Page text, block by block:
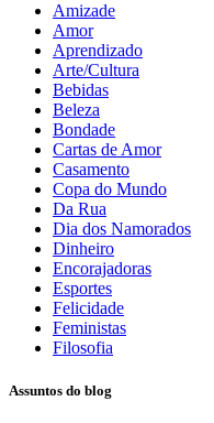
Amizade
Amor
Aprendizado
Arte/Cultura
Bebidas
Beleza
Bondade
Cartas de Amor
Casamento
Copa do Mundo
Da Rua
Dia dos Namorados
Dinheiro
Encorajadoras
Esportes
Felicidade
Feministas
Filosofia
Assuntos do blog